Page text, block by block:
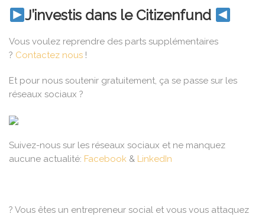
J’investis dans le Citizenfund
Vous voulez reprendre des parts supplémentaires
? Contactez nous !
Et pour nous soutenir gratuitement, ça se passe sur les
réseaux sociaux ?
Suivez-nous sur les réseaux sociaux et ne manquez
aucune actualité: Facebook & LinkedIn
? Vous êtes un entrepreneur social et vous vous attaquez